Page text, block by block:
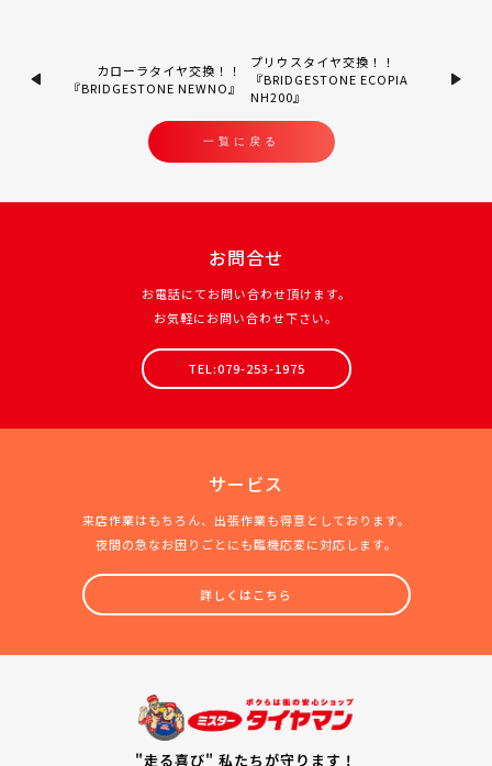
カローラタイヤ交換！！
『BRIDGESTONE NEWNO』
一覧に戻る
プリウスタイヤ交換！！
『BRIDGESTONE ECOPIA
NH200』
お問合せ
お電話にてお問い合わせ頂けます。
お気軽にお問い合わせ下さい。
TEL:079-253-1975
サービス
来店作業はもちろん、出張作業も得意としております。
夜間の急なお困りごとにも臨機応変に対応します。
詳しくはこちら
"走る喜び" 私たちが守ります！